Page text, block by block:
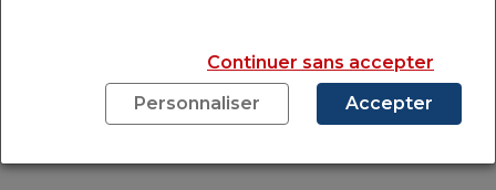
QUE CHOISIR ?Continuer sans accepter
Personnaliser
Accepter